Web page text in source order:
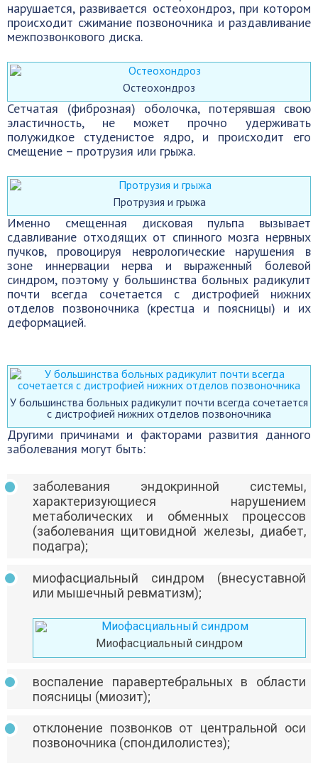
нарушается, развивается остеохондроз, при котором
происходит сжимание позвоночника и раздавливание
межпозвонкового диска.
Остеохондроз
Сетчатая (фиброзная) оболочка, потерявшая свою
эластичность, не может прочно удерживать
полужидкое студенистое ядро, и происходит его
смещение – протрузия или грыжа.
Протрузия и грыжа
Именно смещенная дисковая пульпа вызывает
сдавливание отходящих от спинного мозга нервных
пучков, провоцируя неврологические нарушения в
зоне иннервации нерва и выраженный болевой
синдром, поэтому у большинства больных радикулит
почти всегда сочетается с дистрофией нижних
отделов позвоночника (крестца и поясницы) и их
деформацией.
У большинства больных радикулит почти всегда сочетается
с дистрофией нижних отделов позвоночника
Другими причинами и факторами развития данного
заболевания могут быть:
заболевания эндокринной системы,
характеризующиеся нарушением
метаболических и обменных процессов
(заболевания щитовидной железы, диабет,
подагра);
миофасциальный синдром (внесуставной
или мышечный ревматизм);
Миофасциальный синдром
воспаление паравертебральных в области
поясницы (миозит);
отклонение позвонков от центральной оси
позвоночника (спондилолистез);